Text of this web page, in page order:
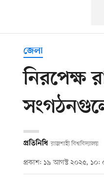
জেলা
নিরপেক্ষ
প্রতিনিধি রাজশাহী বিশ্ববিদ্যালয়
প্রকাশ: ১৯ আগস্ট ২০২৫, ১০: